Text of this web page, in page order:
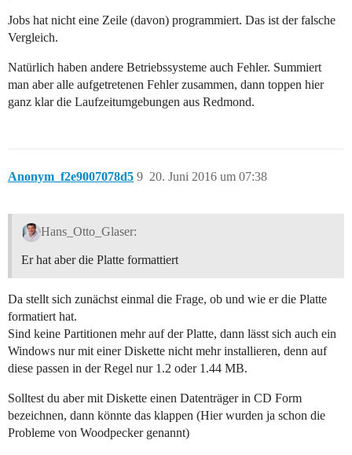
Jobs hat nicht eine Zeile (davon) programmiert. Das ist der falsche
Vergleich.
Natürlich haben andere Betriebssysteme auch Fehler. Summiert
man aber alle aufgetretenen Fehler zusammen, dann toppen hier
ganz klar die Laufzeitumgebungen aus Redmond.
Anonym_f2e9007078d5 20. Juni 2016 um 07:38
9
Hans_Otto_Glaser:
Er hat aber die Platte formattiert
Da stellt sich zunächst einmal die Frage, ob und wie er die Platte
formatiert hat.
Sind keine Partitionen mehr auf der Platte, dann lässt sich auch ein
Windows nur mit einer Diskette nicht mehr installieren, denn auf
diese passen in der Regel nur 1.2 oder 1.44 MB.
Solltest du aber mit Diskette einen Datenträger in CD Form
bezeichnen, dann könnte das klappen (Hier wurden ja schon die
Probleme von Woodpecker genannt)